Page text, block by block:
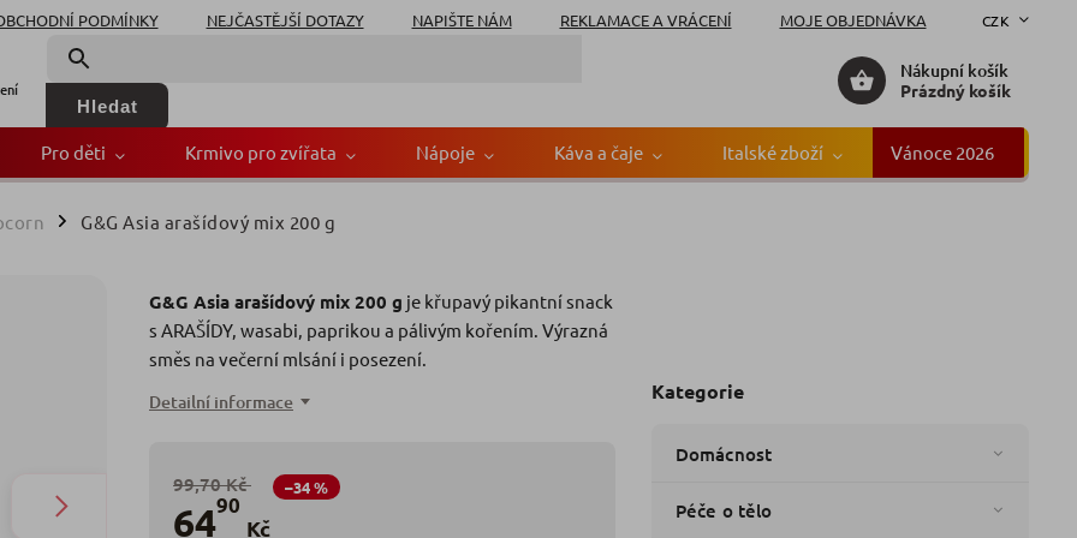
PODMÍNKY NEJČASTĚJŠÍ DOTAZY NAPIŠTE NÁM REKLAMACE A VRÁCENÍ MOJE OBJEDNÁVKA CZK
Hledat
Nákupní košík
Prázdný košík
Pro děti Krmivo pro zvířata Nápoje Káva a čaje Italské zboží Vánoce 2026
/ G&G Asia arašídový mix 200 g
Kategorie
Domácnost
Péče o tělo
200 g Značka:G&G
99,70 Kč –34 %
6490
Kč
G&G Asia arašídový mix 200 g je křupavý pikantní snack
s ARAŠÍDY, wasabi, paprikou a pálivým kořením. Výrazná
směs na večerní mlsání i posezení.
Detailní informace